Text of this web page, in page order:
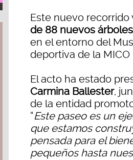
Este nuevo
de 88 nuevos árboles
en el entorno del
deportiva de la MICO
El acto ha estado
Carmina Ballester,
de la entidad
“Este paseo es un
que estamos
pensada para el
pequeños hasta